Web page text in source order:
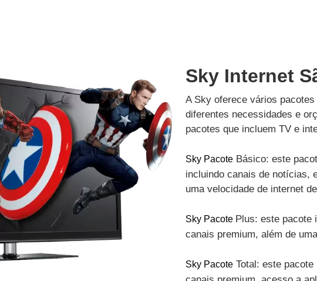
Sky Internet
A Sky oferece vários
diferentes necessidades e
pacotes que incluem TV e
Sky Pacote Básico: este
incluindo canais de notícias,
uma velocidade de internet
Sky Pacote Plus: este pacote
canais premium, além de
Sky Pacote Total: este